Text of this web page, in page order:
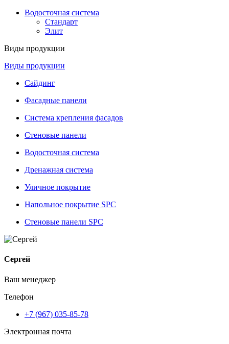
Водосточная система
Стандарт
Элит
Виды продукции
Виды продукции
Сайдинг
Фасадные панели
Система крепления фасадов
Стеновые панели
Водосточная система
Дренажная система
Уличное покрытие
Напольное покрытие SPC
Стеновые панели SPC
Сергей
Ваш менеджер
Телефон
+7 (967) 035-85-78
Электронная почта